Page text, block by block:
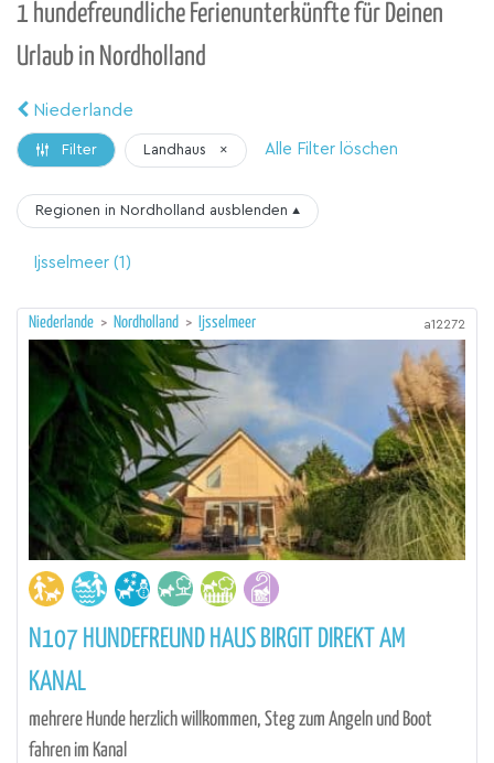
1 hundefreundliche Ferienunterkünfte für Deinen
Urlaub in Nordholland
Niederlande
Filter Landhaus × Alle Filter löschen
Regionen in Nordholland ausblenden ▴
Ijsselmeer (1)
Niederlande > Nordholland > Ijsselmeer a12272
N107 HUNDEFREUND HAUS BIRGIT DIREKT AM
KANAL
mehrere Hunde herzlich willkommen, Steg zum Angeln und Boot
fahren im Kanal